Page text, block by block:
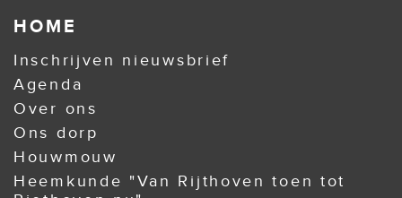
HOME
Inschrijven nieuwsbrief
Agenda
Over ons
Ons dorp
Houwmouw
Heemkunde "Van Rijthoven toen tot